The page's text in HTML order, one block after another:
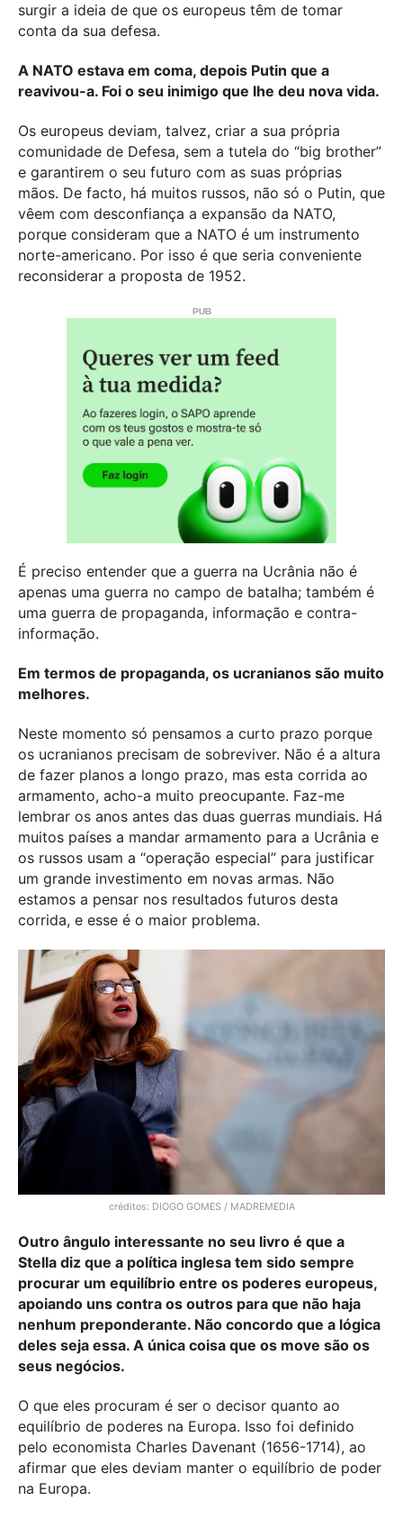
surgir a ideia de que os europeus têm de tomar
conta da sua defesa.
A NATO estava em coma, depois Putin que a
reavivou-a. Foi o seu inimigo que lhe deu nova vida.
Os europeus deviam, talvez, criar a sua própria
comunidade de Defesa, sem a tutela do “big brother”
e garantirem o seu futuro com as suas próprias
mãos. De facto, há muitos russos, não só o Putin, que
vêem com desconfiança a expansão da NATO,
porque consideram que a NATO é um instrumento
norte-americano. Por isso é que seria conveniente
reconsiderar a proposta de 1952.
É preciso entender que a guerra na Ucrânia não é
apenas uma guerra no campo de batalha; também é
uma guerra de propaganda, informação e contra-
informação.
Em termos de propaganda, os ucranianos são muito
melhores.
Neste momento só pensamos a curto prazo porque
os ucranianos precisam de sobreviver. Não é a altura
de fazer planos a longo prazo, mas esta corrida ao
armamento, acho-a muito preocupante. Faz-me
lembrar os anos antes das duas guerras mundiais. Há
muitos países a mandar armamento para a Ucrânia e
os russos usam a “operação especial” para justificar
um grande investimento em novas armas. Não
estamos a pensar nos resultados futuros desta
corrida, e esse é o maior problema.
créditos: DIOGO GOMES / MADREMEDIA
Outro ângulo interessante no seu livro é que a
Stella diz que a política inglesa tem sido sempre
procurar um equilíbrio entre os poderes europeus,
apoiando uns contra os outros para que não haja
nenhum preponderante. Não concordo que a lógica
deles seja essa. A única coisa que os move são os
seus negócios.
O que eles procuram é ser o decisor quanto ao
equilíbrio de poderes na Europa. Isso foi definido
pelo economista Charles Davenant (1656-1714), ao
afirmar que eles deviam manter o equilíbrio de poder
na Europa.